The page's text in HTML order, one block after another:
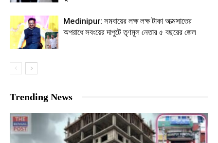
Medinipur: সমবায়ের লক্ষ লক্ষ টাকা আত্মসাতের
অপরাধে সবংয়ের দাপুটে তৃণমূল নেতার ৫ বছরের জেল
Trending News